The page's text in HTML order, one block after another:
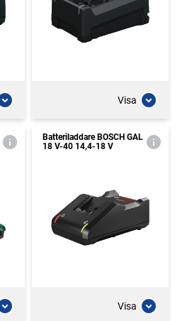
Visa
Batteriladdare BOSCH GAL
18 V-40 14,4-18 V
Visa